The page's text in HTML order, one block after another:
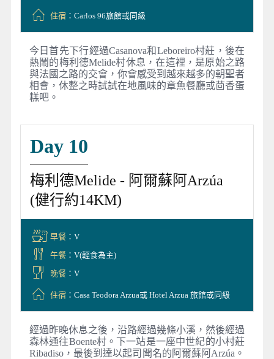
住宿：Carlos 96旅館或同級
今日首先下行經過Casanova和Leboreiro村莊，後在
熱鬧的梅利德Melide村休息，在這裡，是原始之路
與法國之路的交會，你會感受到越來越多的朝聖者
相會，休整之時試試在地風味的章魚餐廳或茴香蛋
糕吧。
Day 10
梅利德Melide - 阿爾蘇阿Arzúa
(健行約14KM)
早餐：V
午餐：V(輕食為主)
晚餐：V
住宿：Casa Teodora Arzua或 Hotel Arzua 旅館或同級
經過昨晚休息之後，沿路經過幾條小溪，然後經過
森林通往Boente村。下一站是一座中世紀的小村莊
Ribadiso，最後到達以起司聞名的阿爾蘇阿Arzúa。